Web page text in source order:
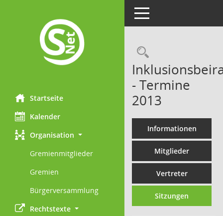
Startseite
Kalender
Organisation
Gremienmitglieder
Gremien
Bürgerversammlung
Rechtstexte
Toggle navigation
- Termine
2013
Informationen
Mitglieder
Vertreter
Sitzungen